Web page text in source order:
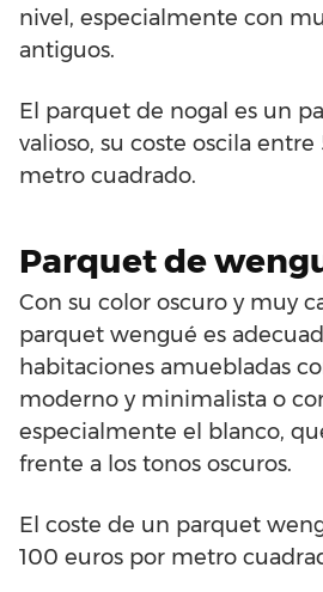
nivel, especialmente con
antiguos.
El parquet de nogal es un
valioso, su coste oscila
metro cuadrado.
Parquet de
Con su color oscuro y muy
parquet wengué es
habitaciones amuebladas
moderno y minimalista o
especialmente el blanco,
frente a los tonos oscuros.
El coste de un parquet
100 euros por metro